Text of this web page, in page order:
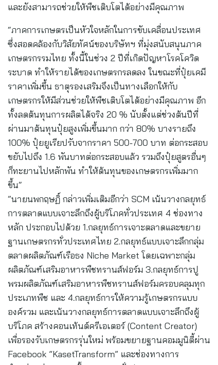
และยังสามารถช่วยให้พืชเติบโตได้อย่างมีคุณภาพ
“ภาคการเกษตรเป็นหัวใจหลักในการขับเคลื่อนประเทศ
ซึ่งสอดคล้องกับวิสัยทัศน์ของบริษัทฯ ที่มุ่งสนับสนุนภาค
เกษตรกรรมไทย ทั้งนี้ในช่วง 2 ปีที่เกิดปัญหาโรคโควิด
ระบาด ทำให้รายได้ของเกษตรกรลดลง ในขณะที่ปุ๋ยเคมี
ราคาเพิ่มขึ้น ธาตุรองเสริมจึงเป็นทางเลือกให้กับ
เกษตรกรให้มีส่วนช่วยให้พืชเติบโตได้อย่างมีคุณภาพ อีก
ทั้งลดต้นทุนการผลิตได้จริง 20 % นับตั้งแต่ช่วงต้นปีที่
ผ่านมาต้นทุนปุ๋ยสูงเพิ่มขึ้นมาก กว่า 80% บางรายถึง
100% ปุ๋ยยูเรียปรับจากราคา 500-700 บาท ต่อกระสอบ
ขยับไปถึง 1.6 พันบาทต่อกระสอบแล้ว รวมถึงปุ๋ยสูตรอื่นๆ
ก็ทะยานไปหลักพัน ทำให้ต้นทุนของเกษตรกรเพิ่มมาก
ขึ้น”
”นายนพกฤษฏิ์ กล่าวเพิ่มเติมอีกว่า SCM เน้นวางกลยุทธ์
การตลาดแบบเจาะลึกถึงผู้บริโภคทั่วประเทศ 4 ช่องทาง
หลัก ประกอบไปด้วย 1.กลยุทธ์การเจาะตลาดและขยาย
ฐานเกษตรกรทั่วประเทศไทย 2.กลยุทธ์แบบเจาะลึกกลุ่ม
ตลาดผลิตภัณฑ์เรือธง Niche Market โดยเฉพาะกลุ่ม
ผลิตภัณฑ์เสริมอาหารพืชทรานส์ฟอร์ม 3.กลยุทธ์การปู
พรมผลิตภัณฑ์เสริมอาหารพืชทรานส์ฟอร์มครอบคลุมทุก
ประเภทพืช และ 4.กลยุทธ์การให้ความรู้เกษตรกรแบบ
องค์รวม และเน้นวางกลยุทธ์การตลาดแบบเจาะลึกถึงผู้
บริโภค สร้างคอนเท้นต์ครีเอเตอร์ (Content Creator)
เพื่อรองรับเกษตรกรรุ่นใหม่ พร้อมขยายฐานคอมมูนิตี้ผ่าน
Facebook “KasetTransform” และช่องทางการ